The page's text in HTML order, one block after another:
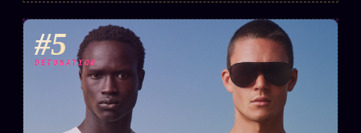
#5
DÉTONATION